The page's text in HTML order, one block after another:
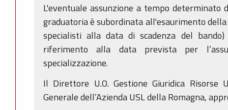
L'eventuale assunzione a tempo determinato
graduatoria è subordinata all'esaurimento
specialisti alla data di scadenza del
riferimento alla data prevista per
specializzazione.
Il Direttore U.O. Gestione Giuridica Risorse
Generale dell’Azienda USL della Romagna,